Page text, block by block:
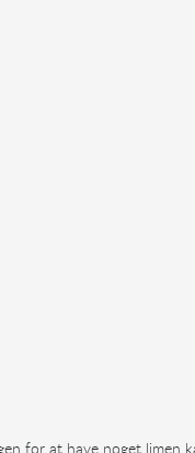
for at have noget limen